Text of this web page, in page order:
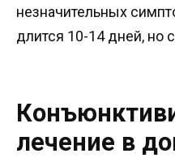
незначительных
длится 10-14 дней, но
лечение в